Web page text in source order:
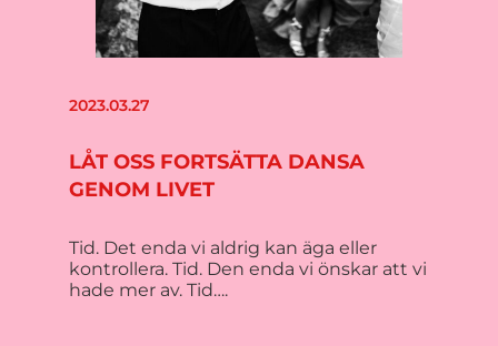
2023.03.27
LÅT OSS FORTSÄTTA DANSA
GENOM LIVET
Tid. Det enda vi aldrig kan äga eller
kontrollera. Tid. Den enda vi önskar att vi
hade mer av. Tid….